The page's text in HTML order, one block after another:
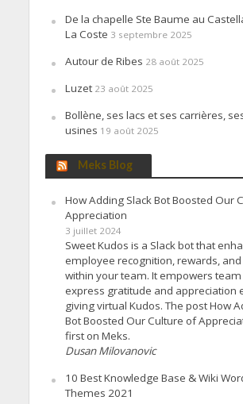
De la chapelle Ste Baume au
La Coste 3 septembre 2025
Autour de Ribes 28 août 2025
Luzet 23 août 2025
Bollène, ses lacs et ses carrières,
usines 19 août 2025
Meks Blog
How Adding Slack Bot Boosted Our
Appreciation
3 juillet 2024
Sweet Kudos is a Slack bot that
employee recognition, rewards,
within your team. It empowers
express gratitude and appreciation
giving virtual Kudos. The post How
Bot Boosted Our Culture of
first on Meks.
Dusan Milovanovic
10 Best Knowledge Base & Wiki
Themes 2021